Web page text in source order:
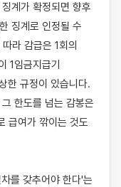
계가 확정되면 향후
징계로 인정될 수
라 감급은 1회의
1임금지급기
한 규정이 있습니다.
한도를 넘는 감봉은
급여가 깎이는 것도
를 갖추어야 한다'는